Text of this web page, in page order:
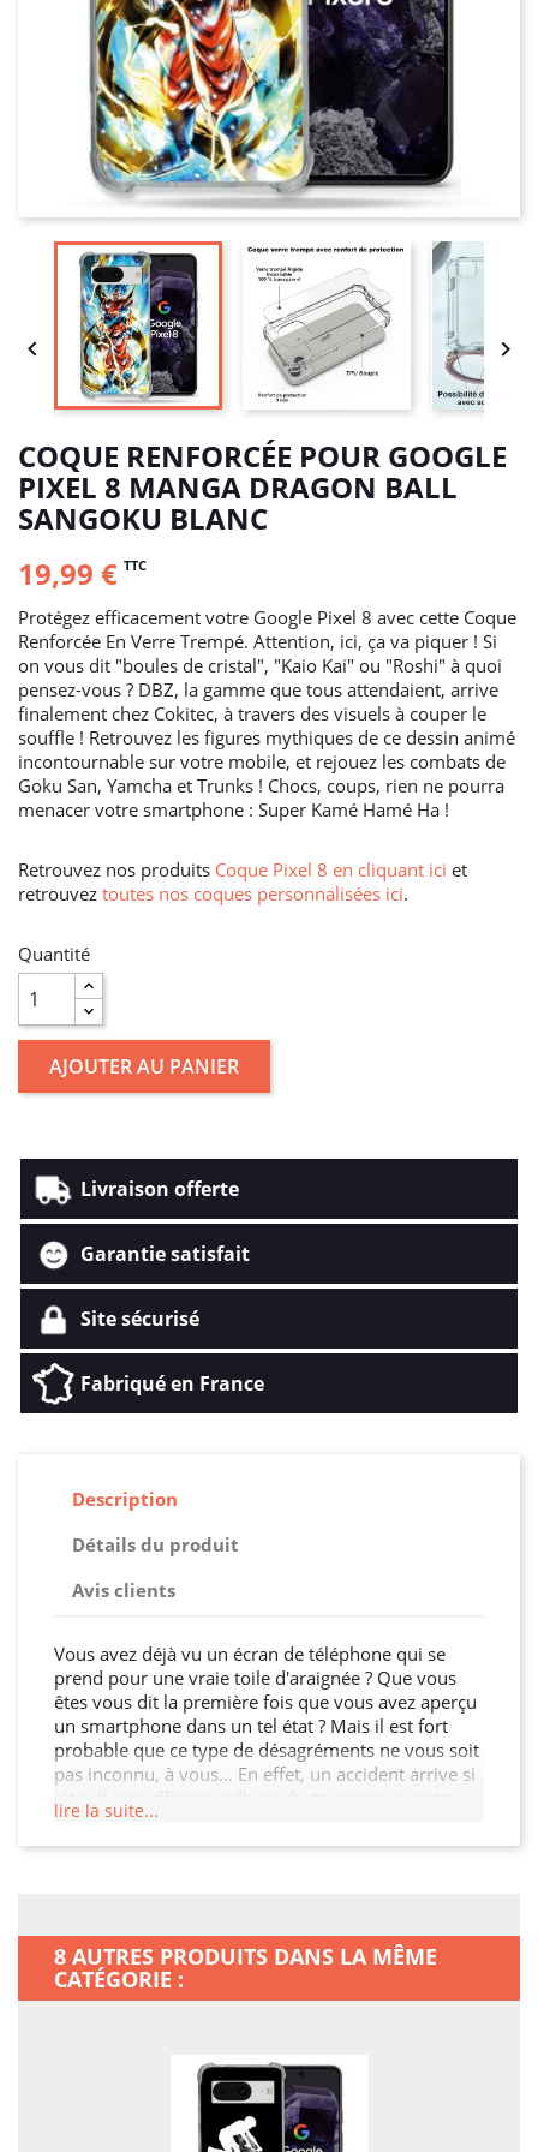
 
COQUE RENFORCÉE POUR GOOGLE
PIXEL 8 MANGA DRAGON BALL
SANGOKU BLANC
19,99 € TTC
Protégez efficacement votre Google Pixel 8 avec cette Coque
Renforcée En Verre Trempé. Attention, ici, ça va piquer ! Si
on vous dit "boules de cristal", "Kaio Kai" ou "Roshi" à quoi
pensez-vous ? DBZ, la gamme que tous attendaient, arrive
finalement chez Cokitec, à travers des visuels à couper le
souffle ! Retrouvez les figures mythiques de ce dessin animé
incontournable sur votre mobile, et rejouez les combats de
Goku San, Yamcha et Trunks ! Chocs, coups, rien ne pourra
menacer votre smartphone : Super Kamé Hamé Ha !
Retrouvez nos produits Coque Pixel 8 en cliquant ici et
retrouvez toutes nos coques personnalisées ici.
Quantité
AJOUTER AU PANIER
Livraison offerte
Garantie satisfait
Site sécurisé
Fabriqué en France
Description
Détails du produit
Avis clients
Vous avez déjà vu un écran de téléphone qui se
prend pour une vraie toile d'araignée ? Que vous
êtes vous dit la première fois que vous avez aperçu
un smartphone dans un tel état ? Mais il est fort
probable que ce type de désagréments ne vous soit
pas inconnu, à vous… En effet, un accident arrive si
vite : il ne suffira que d'une chute pour que votre
mobile portable rende l'ame… Au cours de leur
première année d'utilisation, 10 % des appareils
Google Pixel 8 avec cette Coque Renforcée En Verre
Trempé, vous allez un peu mieux dormir… Et en
plus d'être couvert, votre Google Pixel 8 aura un
vraisemblablement nettement plus sympa que
d'être obligé de se racheter un smartphone.
lire la suite...
8 AUTRES PRODUITS DANS LA MÊME
CATÉGORIE :